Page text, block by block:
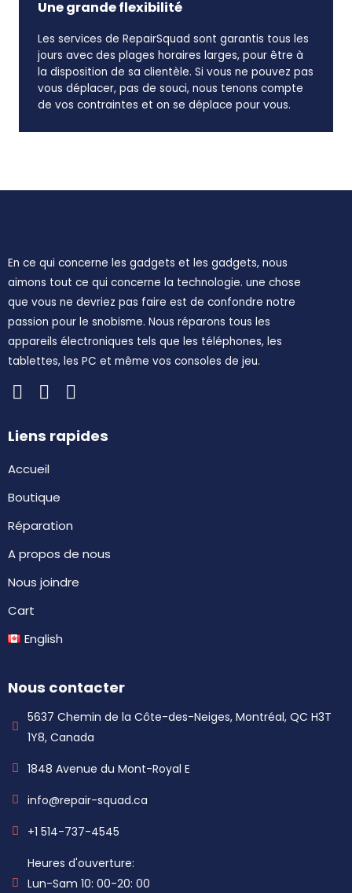
Une grande flexibilité
Les services de RepairSquad sont garantis tous les
jours avec des plages horaires larges, pour être à
la disposition de sa clientèle. Si vous ne pouvez pas
vous déplacer, pas de souci, nous tenons compte
de vos contraintes et on se déplace pour vous.
En ce qui concerne les gadgets et les gadgets, nous
aimons tout ce qui concerne la technologie. une chose
que vous ne devriez pas faire est de confondre notre
passion pour le snobisme. Nous réparons tous les
appareils électroniques tels que les téléphones, les
tablettes, les PC et même vos consoles de jeu.
Liens rapides
Accueil
Boutique
Réparation
A propos de nous
Nous joindre
Cart
English
Nous contacter
5637 Chemin de la Côte-des-Neiges, Montréal, QC H3T
1Y8, Canada
1848 Avenue du Mont-Royal E
info@repair-squad.ca
+1 514-737-4545
Heures d'ouverture:
Lun-Sam 10: 00-20: 00